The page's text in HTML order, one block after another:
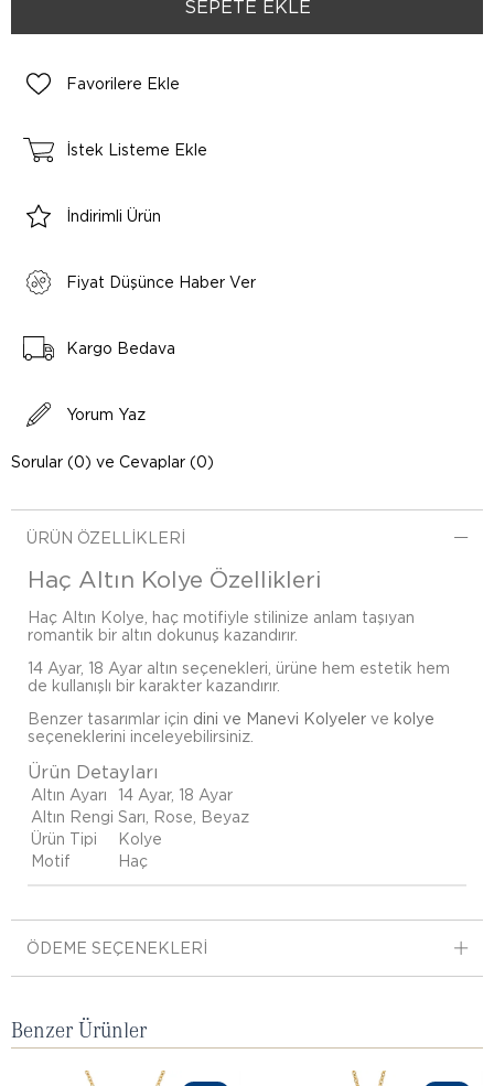
Favorilere Ekle
İstek Listeme Ekle
İndirimli Ürün
Fiyat Düşünce Haber Ver
Kargo Bedava
Yorum Yaz
Sorular (0) ve Cevaplar (0)
ÜRÜN ÖZELLIKLERI
Haç Altın Kolye Özellikleri
Haç Altın Kolye, haç motifiyle stilinize anlam taşıyan
romantik bir altın dokunuş kazandırır.
14 Ayar, 18 Ayar altın seçenekleri, ürüne hem estetik hem
de kullanışlı bir karakter kazandırır.
Benzer tasarımlar için dini ve Manevi Kolyeler ve kolye
seçeneklerini inceleyebilirsiniz.
Ürün Detayları
Altın Ayarı
14 Ayar, 18 Ayar
Altın Rengi Sarı, Rose, Beyaz
Ürün Tipi
Kolye
Motif
Haç
ÖDEME SEÇENEKLERI
Benzer Ürünler